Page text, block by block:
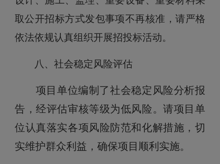
取公开招标方式发包事项不再核准，请严格
依法依规认真组织开展招投标活动。
八、社会稳定风险评估
项目单位编制了社会稳定风险分析报
告，经评估审核等级为低风险。请项目单
位认真落实各项风险防范和化解措施，切
实维护群众利益，确保项目顺利实施。